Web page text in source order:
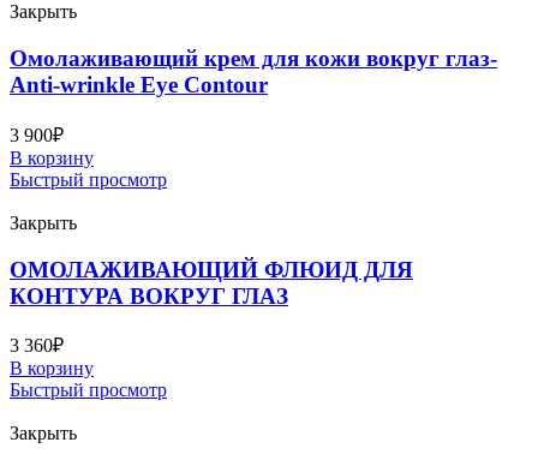
Закрыть
Омолаживающий крем для кожи вокруг глаз-
Anti-wrinkle Eye Contour
3 900₽
В корзину
Быстрый просмотр
Закрыть
ОМОЛАЖИВАЮЩИЙ ФЛЮИД ДЛЯ
КОНТУРА ВОКРУГ ГЛАЗ
3 360₽
В корзину
Быстрый просмотр
Закрыть